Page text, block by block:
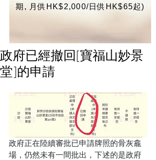
期, 月供HK$2,000/日供HK$65起)
政府已經撤回[寶福山妙景
堂]的申請
政府正在陸續審批已申請牌照的骨灰龕
場，仍然未有一間批出，下述的是政府